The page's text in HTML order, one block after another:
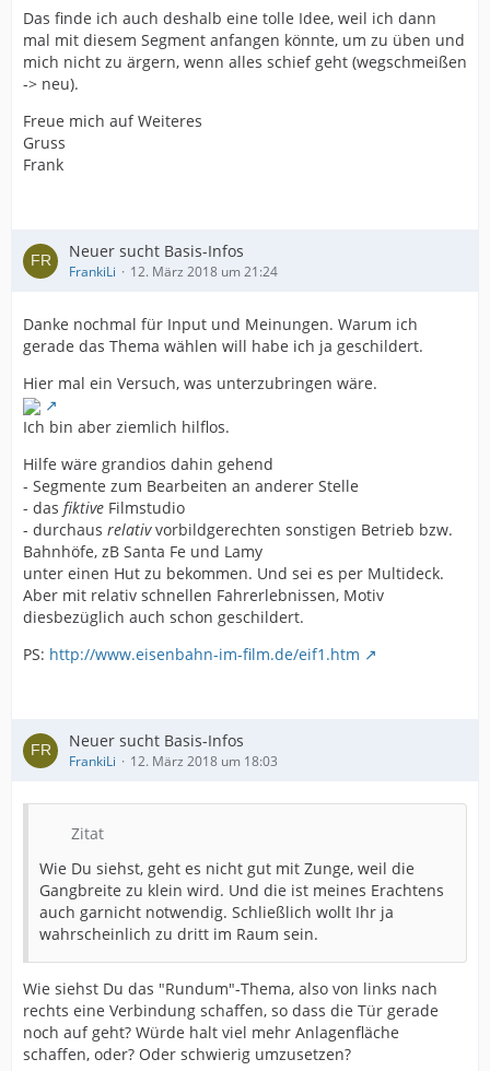
Das finde ich auch deshalb eine tolle Idee, weil ich dann
mal mit diesem Segment anfangen könnte, um zu üben und
mich nicht zu ärgern, wenn alles schief geht (wegschmeißen
-> neu).
Freue mich auf Weiteres
Gruss
Frank
Neuer sucht Basis-Infos
FrankiLi 12. März 2018 um 21:24
Danke nochmal für Input und Meinungen. Warum ich
gerade das Thema wählen will habe ich ja geschildert.
Hier mal ein Versuch, was unterzubringen wäre.
Ich bin aber ziemlich hilflos.
Hilfe wäre grandios dahin gehend
- Segmente zum Bearbeiten an anderer Stelle
- das fiktive Filmstudio
- durchaus relativvorbildgerechten sonstigen Betrieb bzw.
Bahnhöfe, zB Santa Fe und Lamy
unter einen Hut zu bekommen. Und sei es per Multideck.
Aber mit relativ schnellen Fahrerlebnissen, Motiv
diesbezüglich auch schon geschildert.
PS: http://www.eisenbahn-im-film.de/eif1.htm
Neuer sucht Basis-Infos
FrankiLi 12. März 2018 um 18:03
Zitat
Wie Du siehst, geht es nicht gut mit Zunge, weil die
Gangbreite zu klein wird. Und die ist meines Erachtens
auch garnicht notwendig. Schließlich wollt Ihr ja
wahrscheinlich zu dritt im Raum sein.
Wie siehst Du das "Rundum"-Thema, also von links nach
rechts eine Verbindung schaffen, so dass die Tür gerade
noch auf geht? Würde halt viel mehr Anlagenfläche
schaffen, oder? Oder schwierig umzusetzen?